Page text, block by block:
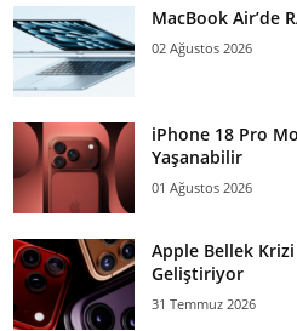
MacBook Air’de
02 Ağustos 2026
iPhone 18 Pro
Yaşanabilir
01 Ağustos 2026
Apple Bellek
Geliştiriyor
31 Temmuz 2026